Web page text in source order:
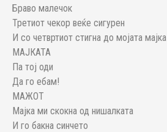
Браво малечок
Третиот чекор веќе сигурен
И со четвртиот стигна до мојата мајка
МАЈКАТА
Па тој оди
Да го ебам!
МАЖОТ
Мајка ми скокна од нишалката
И го бакна синчето